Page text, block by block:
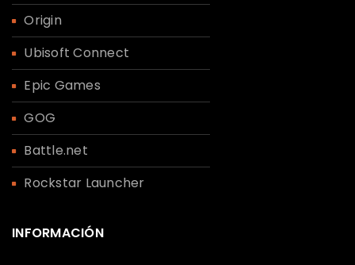
Origin
Ubisoft Connect
Epic Games
GOG
Battle.net
Rockstar Launcher
INFORMACIÓN